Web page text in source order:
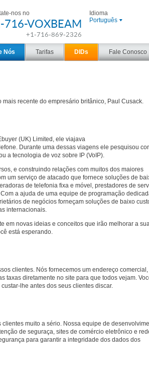
nos no
716-VOXBEAM
+1-716-869-2326
Idioma
Português
Nós Tarifas DIDs Fale Conosco
recente do empresário britânico, Paul Cusack.
(UK) Limited, ele viajava
Durante uma dessas viagens ele pesquisou
a tecnologia de voz sobre IP (VoIP).
e construindo relações com muitos dos maiores
um serviço de atacado que fornece soluções de
de telefonia fixa e móvel, prestadores de
a ajuda de uma equipe de programação
de negócios forneçam soluções de baixo
internacionais.
em novas ideias e conceitos que irão melhorar a
está esperando.
clientes. Nós fornecemos um endereço comercial,
taxas diretamente no site para que todos vejam.
lhe antes dos seus clientes discar.
clientes muito a sério. Nossa equipe de
de seguraça, sites de comércio eletrônico e
para garantir a integridade dos dados dos